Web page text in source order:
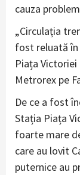
cauza
„Circulația
fost reluată
Piața Victoriei
Metrorex pe
De ce a fost
Stația Piața
foarte mare
care au lovit
puternice au